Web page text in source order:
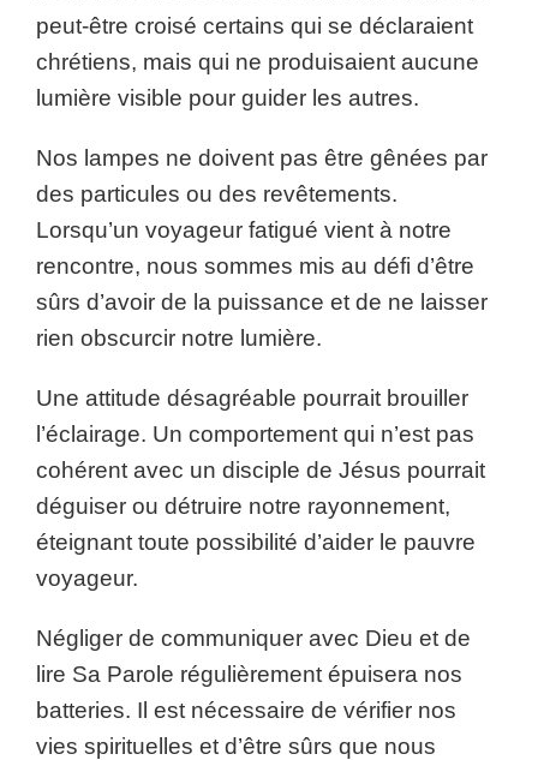
peut-être croisé certains qui se déclaraient
chrétiens, mais qui ne produisaient aucune
lumière visible pour guider les autres.
Nos lampes ne doivent pas être gênées par
des particules ou des revêtements.
Lorsqu’un voyageur fatigué vient à notre
rencontre, nous sommes mis au défi d’être
sûrs d’avoir de la puissance et de ne laisser
rien obscurcir notre lumière.
Une attitude désagréable pourrait brouiller
l’éclairage. Un comportement qui n’est pas
cohérent avec un disciple de Jésus pourrait
déguiser ou détruire notre rayonnement,
éteignant toute possibilité d’aider le pauvre
voyageur.
Négliger de communiquer avec Dieu et de
lire Sa Parole régulièrement épuisera nos
batteries. Il est nécessaire de vérifier nos
vies spirituelles et d’être sûrs que nous